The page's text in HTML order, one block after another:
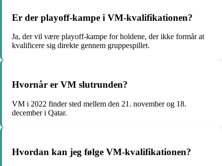
Er der playoff-kampe i VM-kvalifikationen?
Ja, der vil være playoff-kampe for holdene, der ikke formår at
kvalificere sig direkte gennem gruppespillet.
Hvornår er VM slutrunden?
VM i 2022 finder sted mellem den 21. november og 18.
december i Qatar.
Hvordan kan jeg følge VM-kvalifikationen?